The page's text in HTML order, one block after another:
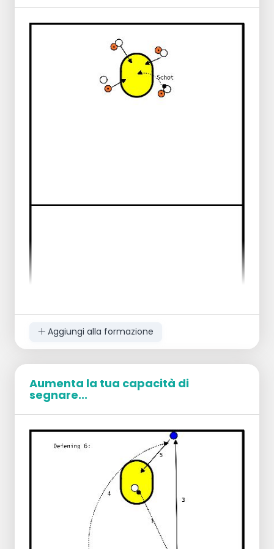
Dopo, il giocatore 1 scambia il ruolo con il
Rendi l'esercizio competitivo assegnando
punti ai diversi tipi di canestro.
Il tiro in corsa e la breve opportunità
valgono 1 punto, il tiro da lontano vale 2
Formazione 4 giocatori
Tutti i giocatori si trovano a 5 metri dal
canestro presso il proprio cono.
I giocatori di una squadra sono posizionati
diagonalmente l'uno di fronte all'altro.
Un giocatore ha la palla e tira al canestro.
Gli altri giocatori partecipano al duello di
rimbalzo, incluso il tiratore.
La squadra che vince la palla può
attaccare.
Aggiungi alla formazione
Aumenta la tua capacità di
segnare...